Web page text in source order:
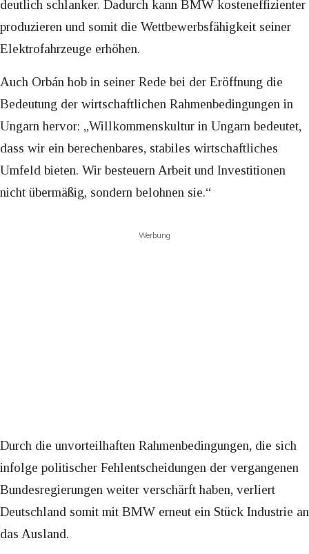
deutlich schlanker. Dadurch kann BMW kosteneffizienter
produzieren und somit die Wettbewerbsfähigkeit seiner
Elektrofahrzeuge erhöhen.
Auch Orbán hob in seiner Rede bei der Eröffnung die
Bedeutung der wirtschaftlichen Rahmenbedingungen in
Ungarn hervor: „Willkommenskultur in Ungarn bedeutet,
dass wir ein berechenbares, stabiles wirtschaftliches
Umfeld bieten. Wir besteuern Arbeit und Investitionen
nicht übermäßig, sondern belohnen sie.“
Werbung
Durch die unvorteilhaften Rahmenbedingungen, die sich
infolge politischer Fehlentscheidungen der vergangenen
Bundesregierungen weiter verschärft haben, verliert
Deutschland somit mit BMW erneut ein Stück Industrie an
das Ausland.